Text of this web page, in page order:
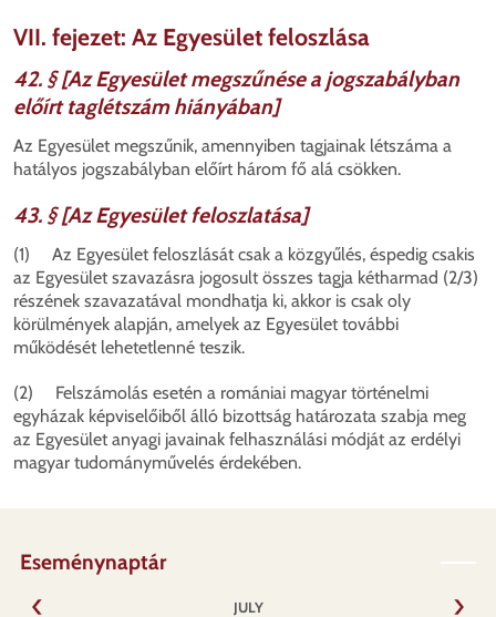
VII. fejezet: Az Egyesület feloszlása
42. § [Az Egyesület megszűnése a jogszabályban
előírt taglétszám hiányában]
Az Egyesület megszűnik, amennyiben tagjainak létszáma a
hatályos jogszabályban előírt három fő alá csökken.
43. § [Az Egyesület feloszlatása]
(1) Az Egyesület feloszlását csak a közgyűlés, éspedig csakis
az Egyesület szavazásra jogosult összes tagja kétharmad (2/3)
részének szavazatával mondhatja ki, akkor is csak oly
körülmények alapján, amelyek az Egyesület további
működését lehetetlenné teszik.
(2) Felszámolás esetén a romániai magyar történelmi
egyházak képviselőiből álló bizottság határozata szabja meg
az Egyesület anyagi javainak felhasználási módját az erdélyi
magyar tudományművelés érdekében.
Eseménynaptár
JULY